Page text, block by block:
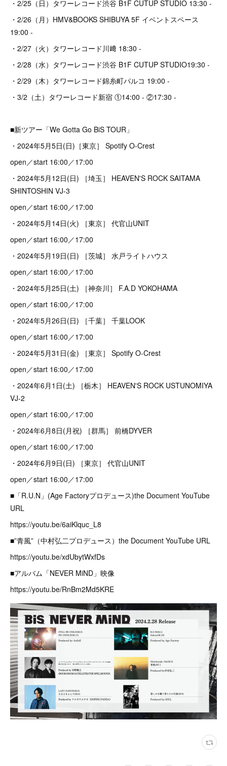
・2/25（日）タワーレコード渋谷 B1F CUTUP STUDIO 13:30 -
・2/26（月）HMV&BOOKS SHIBUYA 5F イベントスペース
19:00 -
・2/27（火）タワーレコード川﨑 18:30 -
・2/28（水）タワーレコード渋谷 B1F CUTUP STUDIO19:30 -
・2/29（木）タワーレコード錦糸町パルコ 19:00 -
・3/2（土）タワーレコード新宿 ①14:00 - ②17:30 -
■新ツアー「We Gotta Go BiS TOUR」
・2024年5月5日(日)［東京］ Spotify O-Crest
open／start 16:00／17:00
・2024年5月12日(日) ［埼玉］ HEAVEN'S ROCK SAITAMA
SHINTOSHIN VJ-3
open／start 16:00／17:00
・2024年5月14日(火) ［東京］ 代官山UNIT
open／start 16:00／17:00
・2024年5月19日(日) ［茨城］ 水戸ライトハウス
open／start 16:00／17:00
・2024年5月25日(土) ［神奈川］ F.A.D YOKOHAMA
open／start 16:00／17:00
・2024年5月26日(日) ［千葉］ 千葉LOOK
open／start 16:00／17:00
・2024年5月31日(金) ［東京］ Spotify O-Crest
open／start 16:00／17:00
・2024年6月1日(土) ［栃木］ HEAVEN'S ROCK USTUNOMIYA
VJ-2
open／start 16:00／17:00
・2024年6月8日(月祝) ［群馬］ 前橋DYVER
open／start 16:00／17:00
・2024年6月9日(日) ［東京］ 代官山UNIT
open／start 16:00／17:00
■「R.U.N」(Age Factoryプロデュース)the Document YouTube
URL
https://youtu.be/6aiKlquc_L8
■”青風”（中村弘二プロデュース）the Document YouTube URL
https://youtu.be/xdUbytWxfDs
■アルバム「NEVER MiND」映像
https://youtu.be/RnBm2Md5KRE